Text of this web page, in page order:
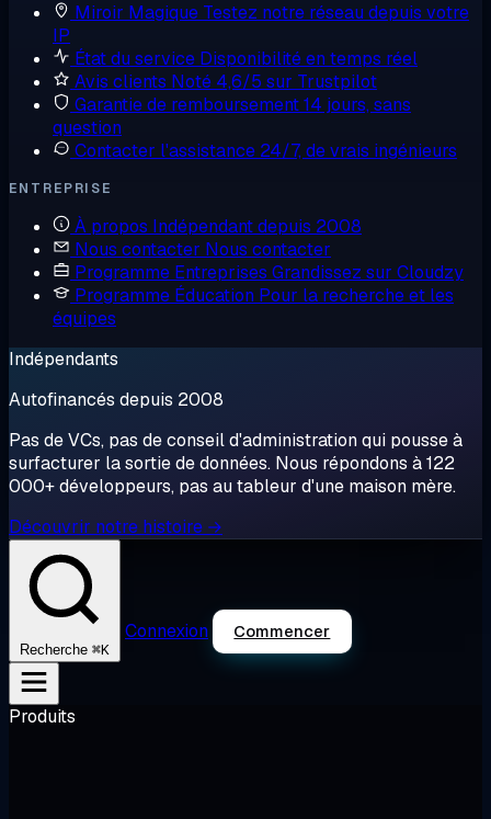
Miroir Magique Testez notre réseau depuis votre
IP
État du service Disponibilité en temps réel
Avis clients Noté 4,6/5 sur Trustpilot
Garantie de remboursement14 jours, sans
question
Contacter l'assistance 24/7, de vrais ingénieurs
ENTREPRISE
À propos Indépendant depuis 2008
Nous contacter Nous contacter
Programme Entreprises Grandissez sur Cloudzy
Programme Éducation Pour la recherche et les
équipes
Indépendants
Autofinancés depuis 2008
Pas de VCs, pas de conseil d'administration qui pousse à
surfacturer la sortie de données. Nous répondons à 122
000+ développeurs, pas au tableur d'une maison mère.
Découvrir notre histoire →
Recherche ⌘K
Connexion Commencer
Produits